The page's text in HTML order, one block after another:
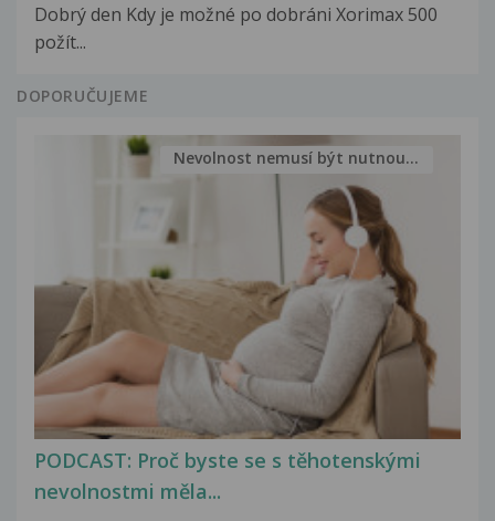
Dobrý den Kdy je možné po dobráni Xorimax 500
požít...
DOPORUČUJEME
PODCAST: Proč byste se s těhotenskými
nevolnostmi měla...
Nevolnost nemusí být nutnou...